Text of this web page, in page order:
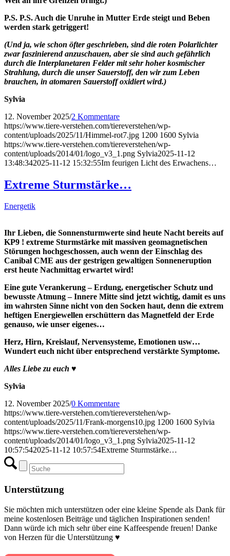
P.S. P.S. Auch die Unruhe in Mutter Erde steigt und Beben
werden stark getriggert!
(Und ja, wie schon öfter geschrieben, sind die roten Polarlichter
zwar faszinierend anzuschauen, aber sie sind auch gefährlich
durch die Interplanetaren Felder mit sehr hoher kosmischer
Strahlung, durch die unser Sauerstoff, den wir zum Leben
brauchen, in atomaren Sauerstoff oxidiert wird.)
Sylvia
12. November 2025/2 Kommentare
https://www.tiere-verstehen.com/tiereverstehen/wp-
content/uploads/2025/11/Himmel-rot7.jpg 1200 1600 Sylvia
https://www.tiere-verstehen.com/tiereverstehen/wp-
content/uploads/2014/01/logo_v3_1.png Sylvia2025-11-12
13:48:342025-11-12 15:32:55Im feurigen Licht des Erwachens…
Extreme Sturmstärke…
Energetik
Ihr Lieben, die Sonnensturmwerte sind heute Nacht bereits auf
KP9 ! extreme Sturmstärke mit massiven geomagnetischen
Störungen hochgeschossen, auch wenn der Einschlag des
Canibal CME aus der gestrigen gewaltigen Sonneneruption
erst heute Nachmittag erwartet wird!
Eine gute Verankerung – Erdung, energetischer Schutz und
bewusste Atmung – Innere Mitte sind jetzt wichtig, damit es uns
im wahrsten Sinne nicht von den Socken haut, denn die extrem
heftigen Energiewellen erschüttern das Magnetfeld der Erde
genauso, wie unser eigenes…
Herz, Hirn, Kreislauf, Nervensysteme, Emotionen usw…
Wundert euch nicht über entsprechend verstärkte Symptome.
Alles Liebe zu euch ♥
Sylvia
12. November 2025/0 Kommentare
https://www.tiere-verstehen.com/tiereverstehen/wp-
content/uploads/2025/11/Frank-morgens10.jpg 1200 1600 Sylvia
https://www.tiere-verstehen.com/tiereverstehen/wp-
content/uploads/2014/01/logo_v3_1.png Sylvia2025-11-12
10:57:542025-11-12 10:57:54Extreme Sturmstärke…
Unterstützung
Sie möchten mich unterstützen oder eine kleine Spende als Dank für
meine kostenlosen Beiträge und täglichen Inspirationen senden!
Dann würde ich mich sehr über eine Kaffeespende freuen! Danke
von Herzen für die Unterstützung ♥